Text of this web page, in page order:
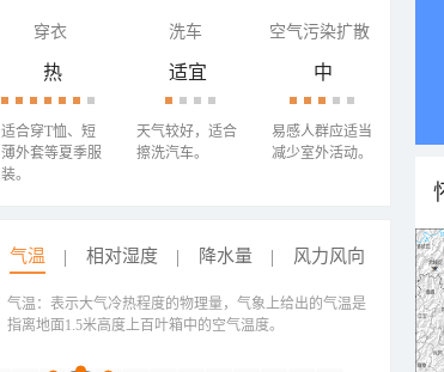
穿衣 洗车 空气污染扩散
热
适合穿T恤、短
薄外套等夏季服
装。
适宜
天气较好，适合
擦洗汽车。
中
易感人群应适当
减少室外活动。
气温 相对湿度 降水量 风力风向
气温：表示大气冷热程度的物理量，气象上给出的气温是
指离地面1.5米高度上百叶箱中的空气温度。